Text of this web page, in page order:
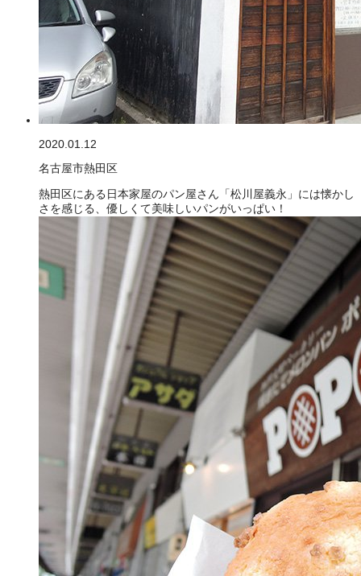
2020.01.12
名古屋市熱田区
熱田区にある日本家屋のパン屋さん「松川屋義永」には懐かし
さを感じる、優しくて美味しいパンがいっぱい！